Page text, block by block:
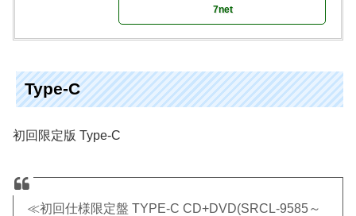
7net
Type-C
初回限定版 Type-C
≪初回仕様限定盤 TYPE-C CD+DVD(SRCL-9585～